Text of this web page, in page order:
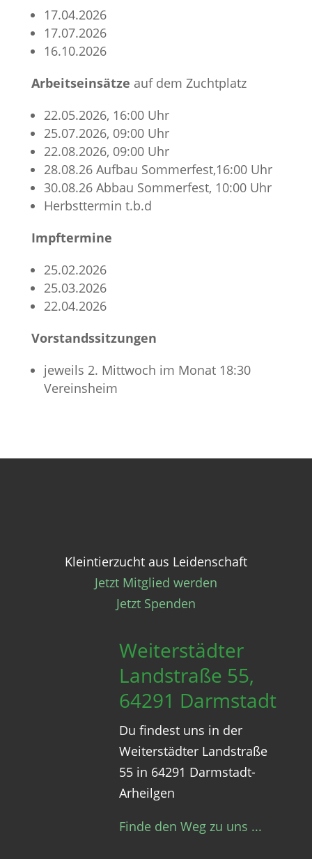
17.04.2026
17.07.2026
16.10.2026
Arbeitseinsätze auf dem Zuchtplatz
22.05.2026, 16:00 Uhr
25.07.2026, 09:00 Uhr
22.08.2026, 09:00 Uhr
28.08.26 Aufbau Sommerfest,16:00 Uhr
30.08.26 Abbau Sommerfest, 10:00 Uhr
Herbsttermin t.b.d
Impftermine
25.02.2026
25.03.2026
22.04.2026
Vorstandssitzungen
jeweils 2. Mittwoch im Monat 18:30
Vereinsheim
Kleintierzucht aus Leidenschaft
Jetzt Mitglied werden
Jetzt Spenden
Weiterstädter
Landstraße 55,
64291 Darmstadt
Du findest uns in der
Weiterstädter Landstraße
55 in 64291 Darmstadt-
Arheilgen
Finde den Weg zu uns ...